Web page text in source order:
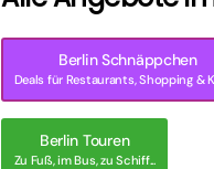
Berlin Schnäppchen
Deals für Restaurants, Shopping &
Berlin Touren
Zu Fuß, im Bus, zu Schiff...